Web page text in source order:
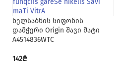
ხელსაბნის სიფონის
დამჭერი Origin შავი მატი
A4514836WTC
142₾